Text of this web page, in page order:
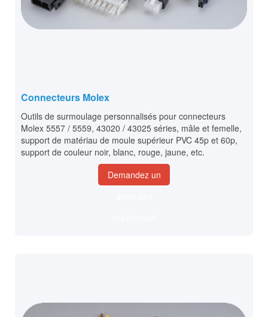
Connecteurs Molex
Outils de surmoulage personnalisés pour connecteurs
Molex 5557 / 5559, 43020 / 43025 séries, mâle et femelle,
support de matériau de moule supérieur PVC 45p et 60p,
support de couleur noir, blanc, rouge, jaune, etc.
Demandez un